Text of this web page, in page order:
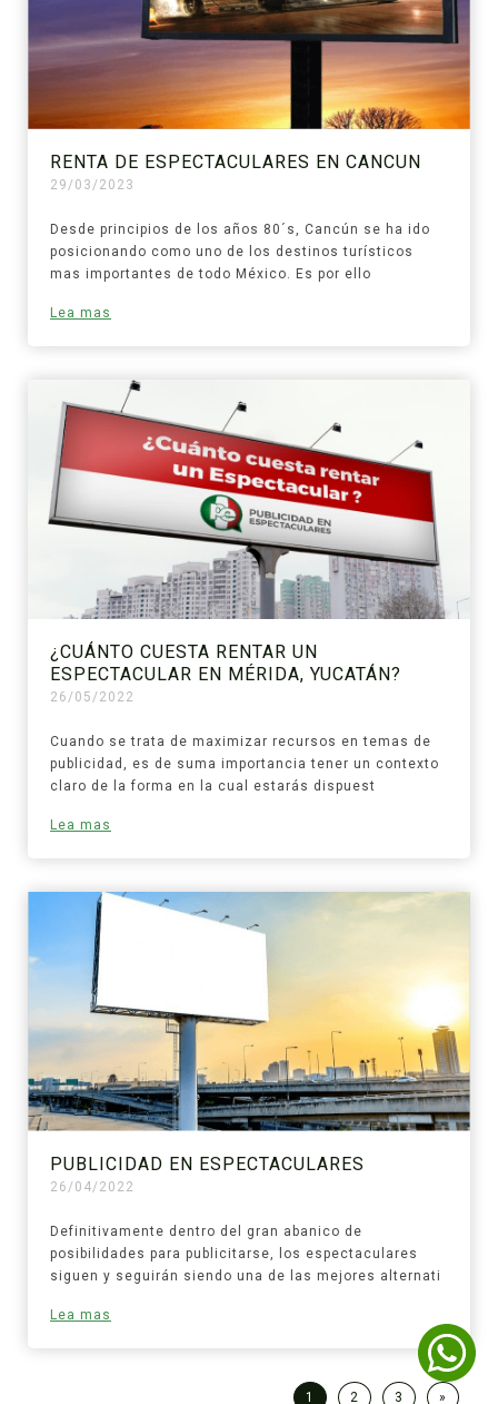
RENTA DE ESPECTACULARES EN CANCUN
29/03/2023
Desde principios de los años 80´s, Cancún se ha ido
posicionando como uno de los destinos turísticos
mas importantes de todo México. Es por ello
Lea mas
¿CUÁNTO CUESTA RENTAR UN
ESPECTACULAR EN MÉRIDA, YUCATÁN?
26/05/2022
Cuando se trata de maximizar recursos en temas de
publicidad, es de suma importancia tener un contexto
claro de la forma en la cual estarás dispuest
Lea mas
PUBLICIDAD EN ESPECTACULARES
26/04/2022
Definitivamente dentro del gran abanico de
posibilidades para publicitarse, los espectaculares
siguen y seguirán siendo una de las mejores alternati
Lea mas
1 2 3 »